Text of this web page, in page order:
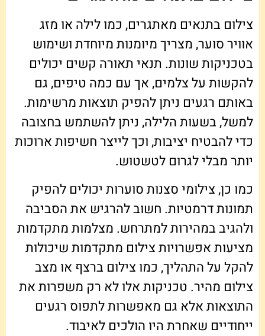
צילום בתנאים מאתגרים, כמו לילה או מזג
אוויר סוער, מצריך מיומנות מיוחדת ושימוש
בטכניקות שונות. תנאי תאורה קשים יכולים
להקשות על צלמים, אך עם כמה טיפים, גם
באותם רגעים ניתן להפיק תוצאות מרשימות.
למשל, בשעות הלילה, ניתן להשתמש בחצובה
כדי להבטיח יציבות, וכך לייצר חשיפות ארוכות
יותר מבלי לגרום לטשטוש.
כמו כן, צילומי סצנות סוערות יכולים להפיק
תמונות דרמטיות. חשוב להרגיש את הסביבה
ולהגיב במהירות למתרחש. מצלמות מתקדמות
מציעות אפשרויות צילום מתקדמות שיכולות
להקל על התהליך, כמו צילום ברצף או מצב
צילום מהיר. טכניקות אלו לא רק משפרות את
התוצאות אלא גם מאפשרות לתפוס רגעים
ייחודיים שאחרת היו הולכים לאיבוד.